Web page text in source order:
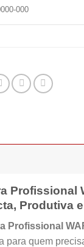
Profissional
Produtiva
Profissional
para quem